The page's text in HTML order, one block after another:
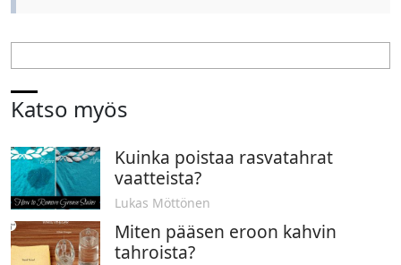
Katso myös
Kuinka poistaa rasvatahrat
vaatteista?
Lukas Möttönen
Miten pääsen eroon kahvin
tahroista?